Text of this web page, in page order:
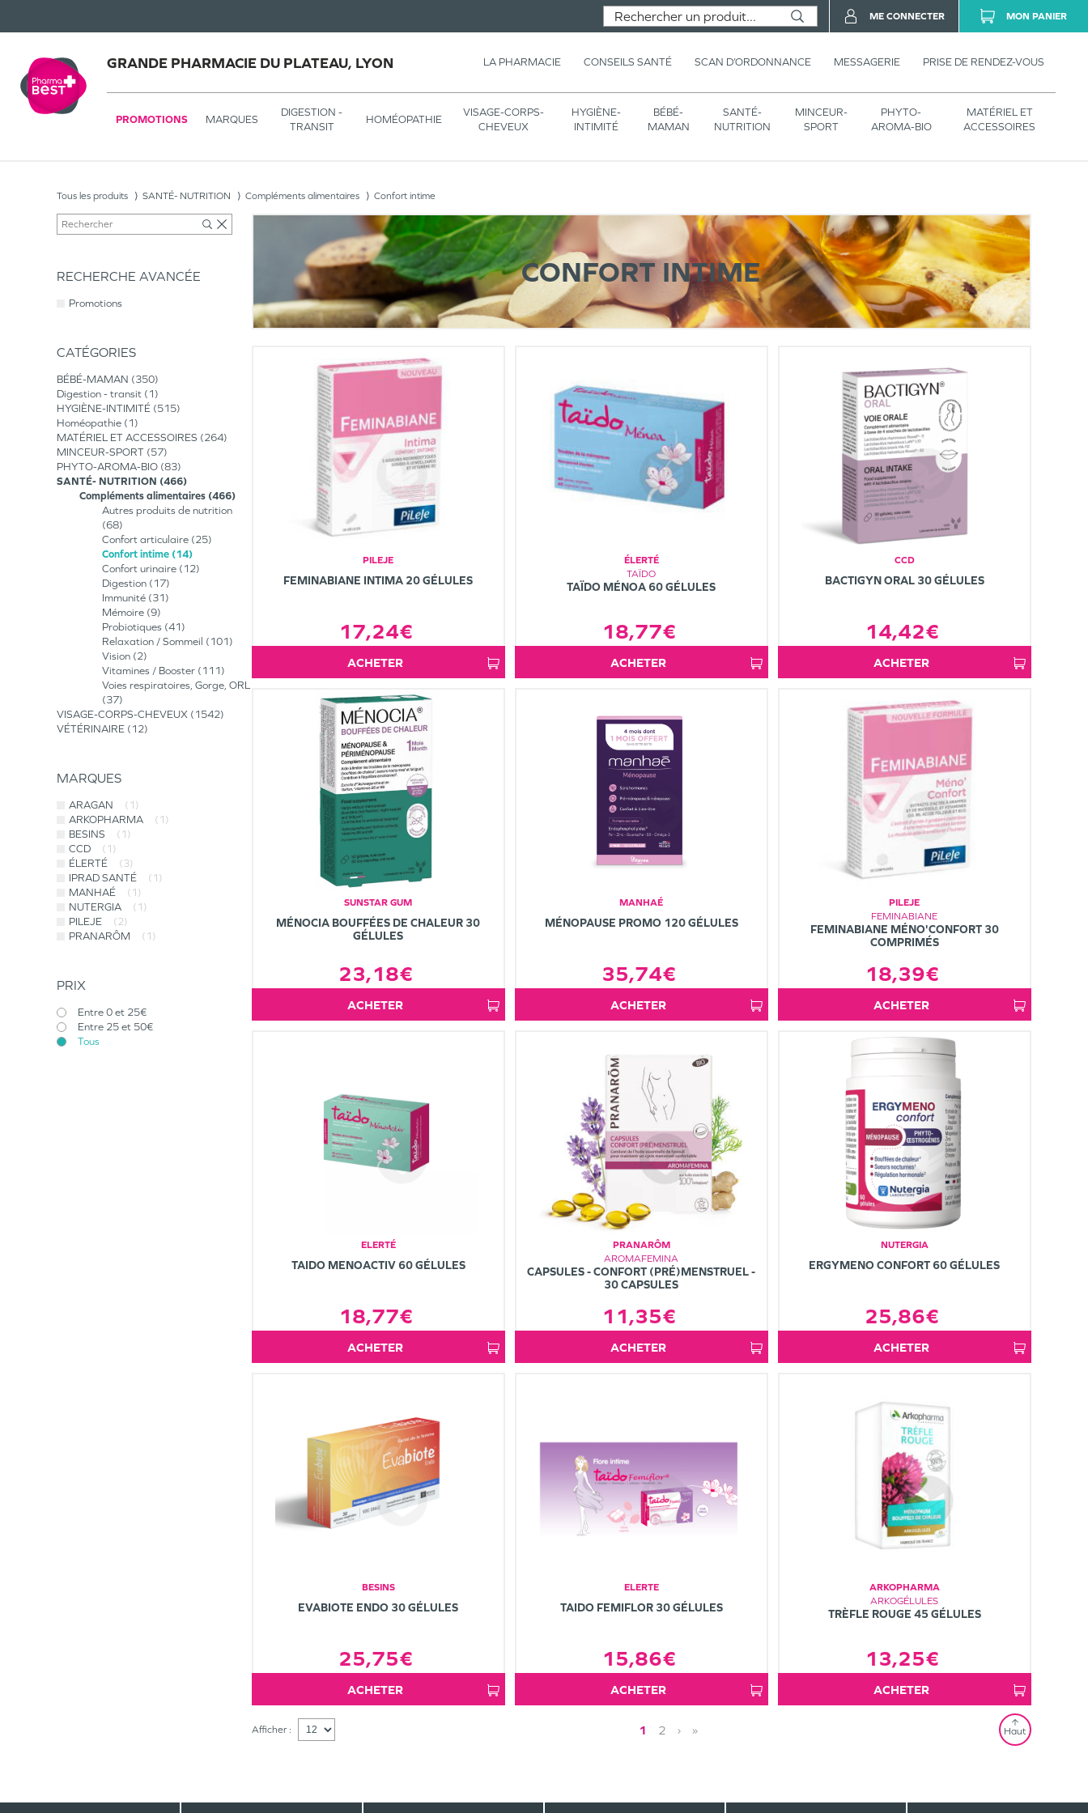
GRANDE PHARMACIE DU PLATEAU, LYON LA PHARMACIE CONSEILS SANTÉ SCAN D’ORDONNANCE MESSAGERIE PRISE DE RENDEZ-VOUS
PROMOTIONS MARQUES
DIGESTION -
TRANSIT
HOMÉOPATHIE
VISAGE-CORPS-
CHEVEUX
HYGIÈNE-
INTIMITÉ
BÉBÉ-
MAMAN
SANTÉ-
NUTRITION
MINCEUR-
SPORT
PHYTO-
AROMA-BIO
MATÉRIEL ET
ACCESSOIRES
ME CONNECTER MON PANIER
Tous les produits SANTÉ- NUTRITION Compléments alimentaires Confort intime
RECHERCHE AVANCÉE
Promotions
CATÉGORIES
BÉBÉ-MAMAN
350
Digestion - transit
1
HYGIÈNE-INTIMITÉ 515
Homéopathie
1
MATÉRIEL ET ACCESSOIRES
264
MINCEUR-SPORT 57
PHYTO-AROMA-BIO 83
SANTÉ- NUTRITION 466
Compléments alimentaires 466
Autres produits de nutrition
68
Confort articulaire 25
Confort intime
14
Confort urinaire
12
Digestion
17
Immunité 31
Mémoire 9
Probiotiques 41
Relaxation / Sommeil
101
Vision 2
Vitamines / Booster
111
Voies respiratoires, Gorge, ORL
37
VISAGE-CORPS-CHEVEUX
1542
VÉTÉRINAIRE
12
MARQUES
ARAGAN
(1)
ARKOPHARMA
(1)
BESINS
(1)
CCD
(1)
ÉLERTÉ
(3)
IPRAD SANTÉ
(1)
MANHAÉ
(1)
NUTERGIA
(1)
PILEJE
(2)
PRANARÔM
(1)
PRIX
Entre 0 et 25€
Entre 25 et 50€
Tous
CONFORT INTIME
PILEJE
FEMINABIANE INTIMA 20 GÉLULES
17,24€
ACHETER
ÉLERTÉ
TAÏDO
TAÏDO MÉNOA 60 GÉLULES
18,77€
ACHETER
CCD
BACTIGYN ORAL 30 GÉLULES
14,42€
ACHETER
SUNSTAR GUM
MÉNOCIA BOUFFÉES DE CHALEUR 30
GÉLULES
23,18€
ACHETER
MANHAÉ
MÉNOPAUSE PROMO 120 GÉLULES
35,74€
ACHETER
PILEJE
FEMINABIANE
FEMINABIANE MÉNO'CONFORT 30
COMPRIMÉS
18,39€
ACHETER
ELERTÉ
TAIDO MENOACTIV 60 GÉLULES
18,77€
ACHETER
PRANARÔM
AROMAFEMINA
CAPSULES - CONFORT (PRÉ)MENSTRUEL -
30 CAPSULES
11,35€
ACHETER
NUTERGIA
ERGYMENO CONFORT 60 GÉLULES
25,86€
ACHETER
BESINS
EVABIOTE ENDO 30 GÉLULES
25,75€
ACHETER
ELERTE
TAIDO FEMIFLOR 30 GÉLULES
15,86€
ACHETER
ARKOPHARMA
ARKOGÉLULES
TRÈFLE ROUGE 45 GÉLULES
13,25€
ACHETER
Afficher : 1 2 › » Haut